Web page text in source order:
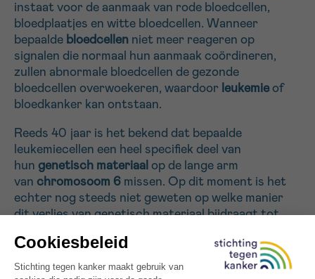
instaat voor de aanmaak van rode bloedcellen,
bloedplaatjes en witte bloedcellen. Wanneer
bepaalde bloedcellen niet meer reageren op
signalen die normaal hun aanmaak coördineren,
zullen abnormale bloedcellen de gezonde
bloedcellen overwoekeren, waardoor leukemieof
bloedkanker kan ontstaan.
Reeds 40 jaar is het bekend dat bepaalde
leukemiecellen een heel specifiek deel van
hun genetisch materiaal op de lange arm
van chromosoom 6 missen. Op dit moment is het
echter nog steeds niet geweten op welke manier
dit verlies van genetisch materiaal bijdraagt tot
In dit project willen we nagaan in hoeverre hetPHIP
eiwit
, dat geleden is in deze regio op chromosoom
Ja, stuur mij de nieuwsbrief
Ik aanvaard degebruiksvoorwaarden
*VERPLICHT VELD
Sturen